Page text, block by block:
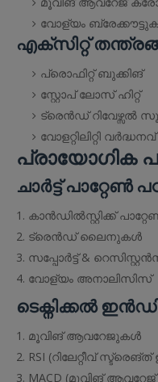
വോള്യം
എക്സിറ്റ്
പ്രൊഫിറ്റ് ബുക്കിങ്
സ്റ്റോപ് ലോസ് ഹിറ്റ്
ട്രെൻഡ് റിവേഴ്സൽ
വോളറ്റിലിറ്റി വർദ്ധനവ്
പ്രായോഗിക
ചാർട്ട് പാറ്റേൺ
കാൻഡിൽസ്റ്റിക്ക്
ട്രെൻഡ് ലൈനുകൾ
സപ്പോർട്ട് &
വോള്യം അനാലിസിസ്
ടെക്നിക്കൽ
മൂവിങ് ആവറേജുകൾ
RSI (റിലേറ്റീവ്
MACD (മൂവിങ്